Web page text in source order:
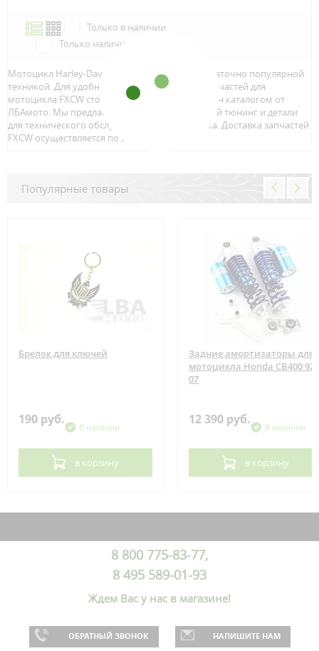
Только в наличии
Только наличие м.Аэропорт
Мотоцикл Harley-Davidson FXCW является достаточно популярной
техникой. Для удобного и быстрого поиска запчастей для
мотоцикла FXCW стоит воспользоваться онлайн каталогом от
ЛБАмото. Мы предлагаем только качественный тюнинг и детали
для технического обслуживание вашего байка. Доставка запчастей
FXCW осуществляется по всей Росcии.
Популярные товары
Брелок для ключей
190 руб.
В наличии
в корзину
Задние амортизаторы для
мотоцикла Honda CB400 92-
07
12 390 руб.
В наличии
в корзину
8 800 775-83-77,
8 495 589-01-93
Ждем Вас у нас в магазине!
ОБРАТНЫЙ ЗВОНОК НАПИШИТЕ НАМ